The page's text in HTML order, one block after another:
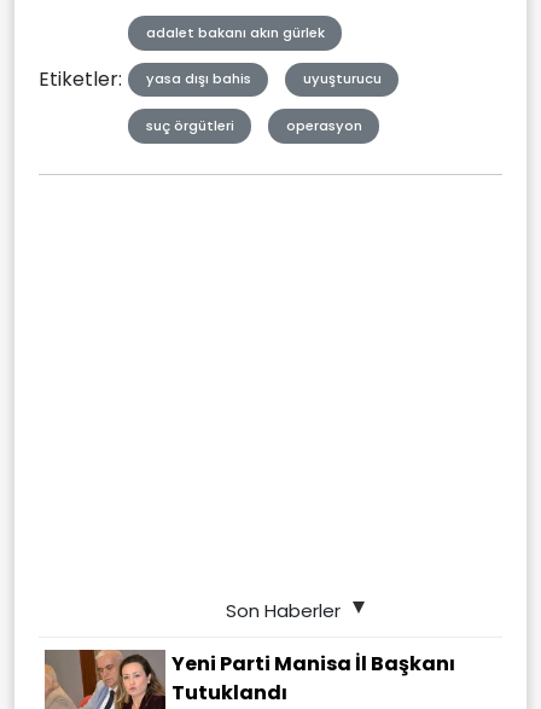
Etiketler:
adalet bakanı akın gürlek
yasa dışı bahis uyuşturucu
suç örgütleri operasyon
Son Haberler
Yeni Parti Manisa İl Başkanı
Tutuklandı